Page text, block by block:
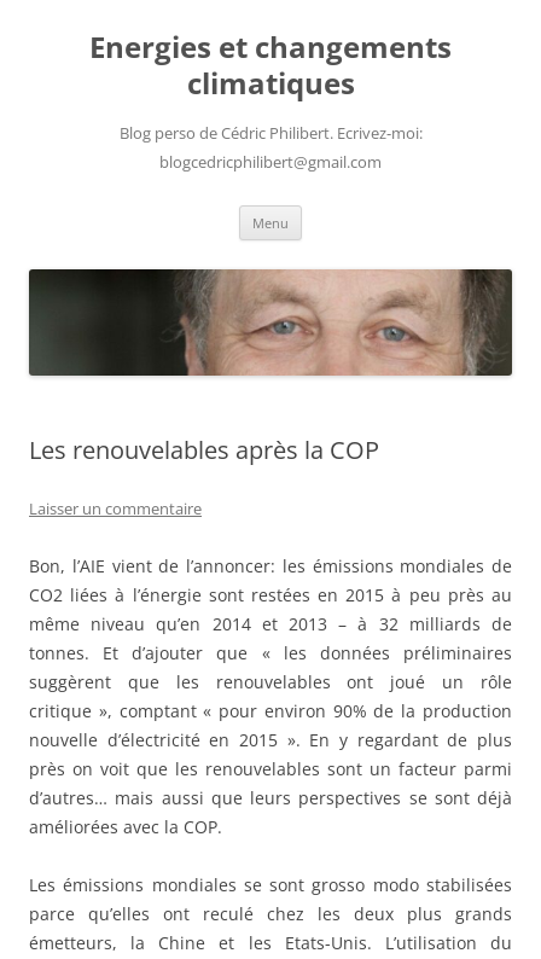
contenuEnergies et changements
climatiques
Blog perso de Cédric Philibert. Ecrivez-moi:
blogcedricphilibert@gmail.com
Menu
Les renouvelables après la COP
Laisser un commentaire
Bon, l’AIE vient de l’annoncer: les émissions mondiales de
CO2 liées à l’énergie sont restées en 2015 à peu près au
même niveau qu’en 2014 et 2013 – à 32 milliards de
tonnes. Et d’ajouter que « les données préliminaires
suggèrent que les renouvelables ont joué un rôle
critique », comptant « pour environ 90% de la production
nouvelle d’électricité en 2015 ». En y regardant de plus
près on voit que les renouvelables sont un facteur parmi
d’autres… mais aussi que leurs perspectives se sont déjà
améliorées avec la COP.
Les émissions mondiales se sont grosso modo stabilisées
parce qu’elles ont reculé chez les deux plus grands
émetteurs, la Chine et les Etats-Unis. L’utilisation du